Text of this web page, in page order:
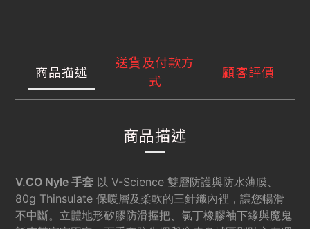
商品描述
送貨及付款方
式
顧客評價
商品描述
V.CO Nyle 手套 以 V-Science 雙層防護與防水薄膜、
80g Thinsulate 保暖層及柔軟的三針織內裡，讓您暢滑
不中斷。立體地形矽膠防滑握把、氯丁橡膠袖下緣與魔鬼